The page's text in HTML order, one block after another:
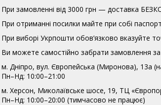
При замовленні від 3000 грн — доставка
При отриманні посилки майте при собі
При виборі Укрпошти обов’язково вказуйте
Ви можете самостійно забрати замовлення
м. Дніпро, вул. Європейська (Миронова), 13а
Пн–Нд: 10:00–21:00
м. Херсон, Миколаївське шосе, 19, ТЦ
Пн–Нд: 10:00–20:00 (тимчасово не працює)